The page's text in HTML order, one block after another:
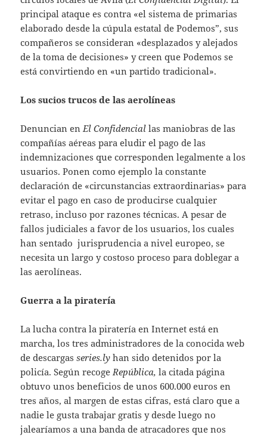
principal ataque es contra «el sistema de primarias
elaborado desde la cúpula estatal de Podemos”, sus
compañeros se consideran «desplazados y alejados
de la toma de decisiones» y creen que Podemos se
está convirtiendo en «un partido tradicional».
Los sucios trucos de las aerolíneas
Denuncian enEl Confidenciallas maniobras de las
compañías aéreas para eludir el pago de las
indemnizaciones que corresponden legalmente a los
usuarios. Ponen como ejemplo la constante
declaración de «circunstancias extraordinarias» para
evitar el pago en caso de producirse cualquier
retraso, incluso por razones técnicas. A pesar de
fallos judiciales a favor de los usuarios, los cuales
han sentado jurisprudencia a nivel europeo, se
necesita un largo y costoso proceso para doblegar a
las aerolíneas.
Guerra a la piratería
La lucha contra la piratería en Internet está en
marcha, los tres administradores de la conocida web
de descargasseries.ly han sido detenidos por la
policía. Según recogeRepública,la citada página
obtuvo unos beneficios de unos 600.000 euros en
tres años, al margen de estas cifras, está claro que a
nadie le gusta trabajar gratis y desde luego no
jalearíamos a una banda de atracadores que nos